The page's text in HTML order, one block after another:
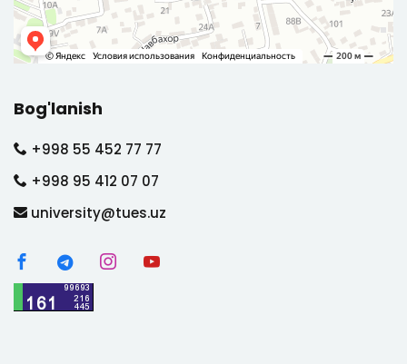
Bog'lanish
+998 55 452 77 77
+998 95 412 07 07
university@tues.uz